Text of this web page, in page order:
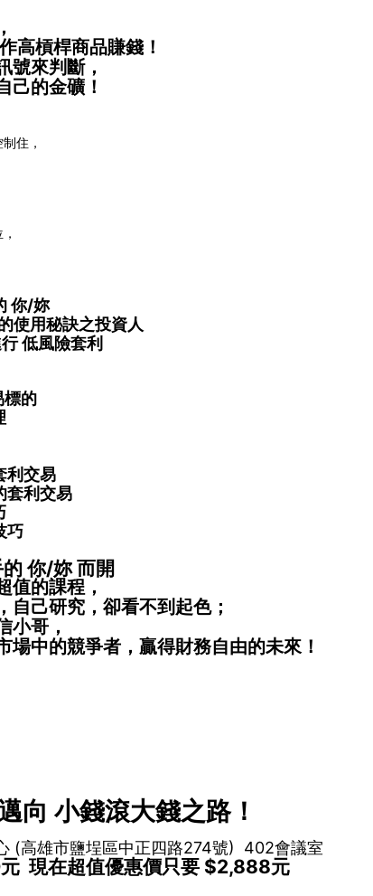
高槓桿商品賺錢！
號來判斷，
己的金礦！
住，
你/妳
使用秘訣之投資人
低風險套利
標的
利交易
套利交易
巧
你/妳 而開
值的課程，
自己研究，卻看不到起色；
小哥，
場中的競爭者，贏得財務自由的未來！
向 小錢滾大錢之路！
(高雄市鹽埕區中正四路274號) 402會議室
現在超值優惠價只要 $2,888元